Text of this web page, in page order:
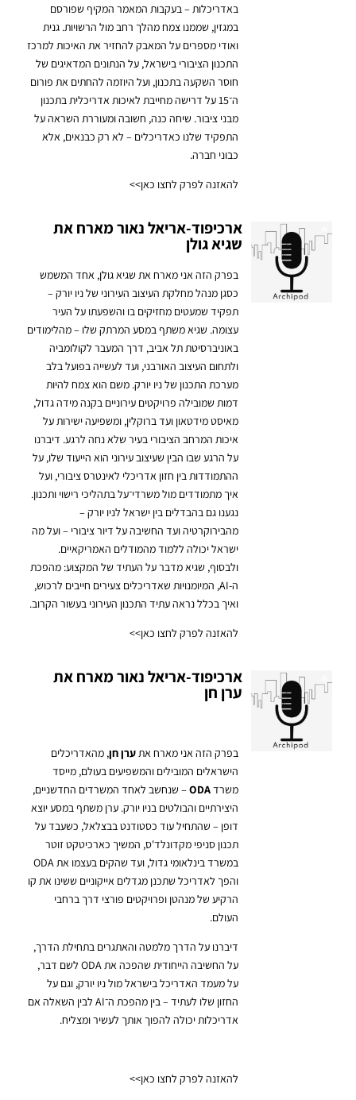
באדריכלות – בעקבות המאמר המקיף שפורסם
במגזין, שממנו צמח מהלך רחב מול הרשויות. גנית
ואודי מספרים על המאבק להחזיר את האיכות למרכז
התכנון הציבורי בישראל, על הנתונים המדאיגים של
חוסר השקעה בתכנון, ועל היוזמה להחתים את פורום
ה־15 על דרישה מחייבת לאיכות אדריכלית בתכנון
מבני ציבור. שיחה כנה, חשובה ומעוררת השראה על
התפקיד שלנו כאדריכלים – לא רק כבנאים, אלא
כבוני חברה.
להאזנה לפרק לחצו כאן>>
ארכיפוד-אריאל נאור מארח את
שגיא גולן
בפרק הזה אני מארח את שגיא גולן, אחד המשמש
כסגן מנהל מחלקת העיצוב העירוני של ניו יורק –
תפקיד שמעטים מחזיקים בו והשפעתו על העיר
עצומה. שגיא משתף במסע המרתק שלו – מהלימודים
באוניברסיטת תל אביב, דרך המעבר לקולומביה
ולתחום העיצוב האורבני, ועד לעשייה בפועל בלב
מערכת התכנון של ניו יורק. משם הוא צמח להיות
דמות שמובילה פרויקטים עירוניים בקנה מידה גדול,
מאיסט מידטאון ועד ברוקלין, ומשפיעה ישירות על
איכות המרחב הציבורי בעיר שלא נחה לרגע. דיברנו
על הרגע שבו הבין שעיצוב עירוני הוא הייעוד שלו, על
ההתמודדות בין חזון אדריכלי לאינטרס ציבורי, ועל
איך מתמודדים מול משרדי־על בתהליכי רישוי ותכנון.
נגענו גם בהבדלים בין ישראל לניו יורק –
מהבירוקרטיה ועד החשיבה על דיור ציבורי – ועל מה
ישראל יכולה ללמוד מהמודלים האמריקאיים.
ולבסוף, שגיא מדבר על העתיד של המקצוע: מהפכת
ה-AI, המיומנויות שאדריכלים צעירים חייבים לרכוש,
ואיך בכלל נראה עתיד התכנון העירוני בעשור הקרוב.
להאזנה לפרק לחצו כאן>>
ארכיפוד-אריאל נאור מארח את
ערן חן
בפרק הזה אני מארח אתערן חן, מהאדריכלים
הישראלים המובילים והמשפיעים בעולם, מייסד
משרדODA– שנחשב לאחד המשרדים החדשניים,
היצירתיים והבולטים בניו יורק. ערן משתף במסע יוצא
דופן – שהתחיל עוד כסטודנט בבצלאל, כשעבד על
תכנון סניפי מקדונלד'ס, המשיך כארכיטקט זוטר
במשרד בינלאומי גדול, ועד שהקים בעצמו את ODA
והפך לאדריכל שתכנן מגדלים אייקוניים ששינו את קו
הרקיע של מנהטן ופרויקטים פורצי דרך ברחבי
העולם.
דיברנו על הדרך מלמטה והאתגרים בתחילת הדרך,
על החשיבה הייחודית שהפכה את ODA לשם דבר,
על מעמד האדריכל בישראל מול ניו יורק, וגם על
החזון שלו לעתיד – בין מהפכת ה־AI לבין השאלה אם
אדריכלות יכולה להפוך אותך לעשיר ומצליח.
להאזנה לפרק לחצו כאן>>